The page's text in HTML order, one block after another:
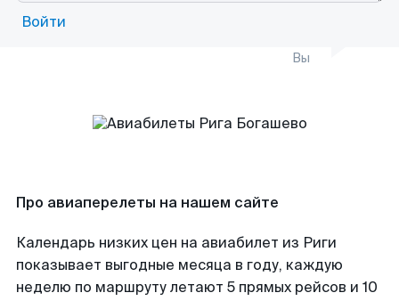
Войти
Вы
Про авиаперелеты на нашем сайте
Календарь низких цен на авиабилет из Риги
показывает выгодные месяца в году, каждую
неделю по маршруту летают 5 прямых рейсов и 10